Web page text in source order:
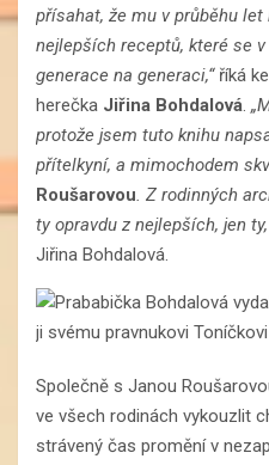
přísahat, že mu v průběhu
nejlepších receptů, které se
generace na generaci,“ říká
herečka Jiřina Bohdalová. „
protože jsem tuto knihu
přítelkyní, a mimochodem
Roušarovou. Z rodinných
ty opravdu z nejlepších, jen
Jiřina Bohdalová.
Společně s Janou
ve všech rodinách vykouzlit
strávený čas promění v